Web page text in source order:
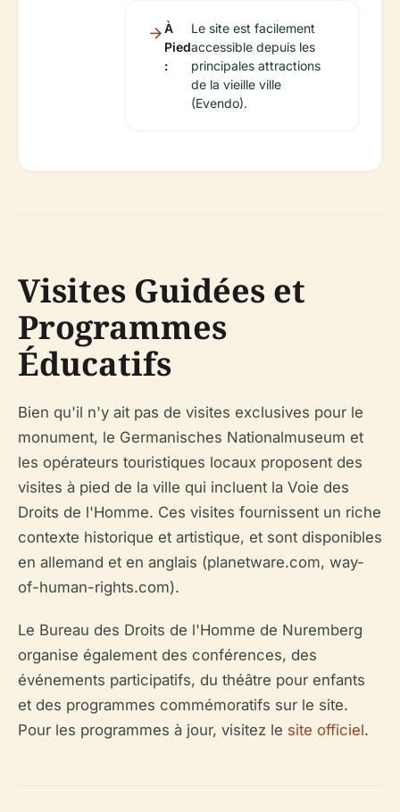
À
Pied
:
Le site est facilement
accessible depuis les
principales attractions
de la vieille ville
(Evendo).
Visites Guidées et
Programmes
Éducatifs
Bien qu'il n'y ait pas de visites exclusives pour le
monument, le Germanisches Nationalmuseum et
les opérateurs touristiques locaux proposent des
visites à pied de la ville qui incluent la Voie des
Droits de l'Homme. Ces visites fournissent un riche
contexte historique et artistique, et sont disponibles
en allemand et en anglais (planetware.com, way-
of-human-rights.com).
Le Bureau des Droits de l'Homme de Nuremberg
organise également des conférences, des
événements participatifs, du théâtre pour enfants
et des programmes commémoratifs sur le site.
Pour les programmes à jour, visitez le site officiel.